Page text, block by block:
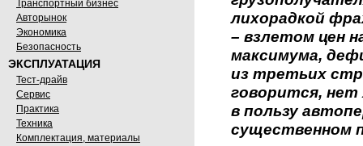
Транспортный бизнес
Авторынок
Экономика
Безопасность
ЭКСПЛУАТАЦИЯ
Тест-драйв
Сервис
Практика
Техника
Комплектация, материалы
лихорадкой
– взлетом цен
максимума,
из третьих
говорится, нет
в пользу
существенном